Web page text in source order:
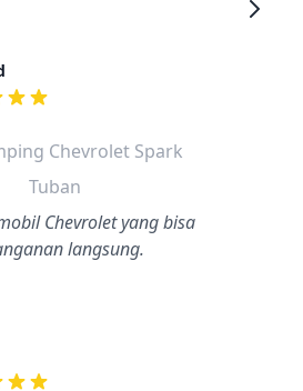
adalah bintang lima
Chevrolet Spark
Tuban
Chevrolet yang bisa
langsung.